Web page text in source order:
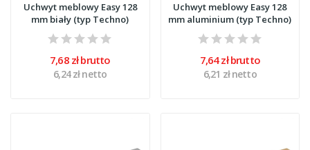
Uchwyt meblowy Easy 128
mm biały (typ Techno)
7,68 zł brutto
6,24 zł netto
Uchwyt meblowy Easy 128
mm aluminium (typ Techno)
7,64 zł brutto
6,21 zł netto